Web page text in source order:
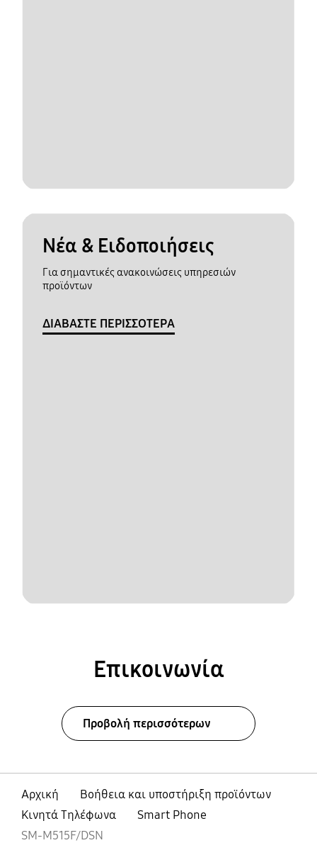
Νέα & Ειδοποιήσεις
Για σημαντικές ανακοινώσεις υπηρεσιών
προϊόντων
ΔΙΑΒΑΣΤΕ ΠΕΡΙΣΣΟΤΕΡΑ
Επικοινωνία
Προβολή περισσότερων
Αρχική
Βοήθεια και υποστήριξη προϊόντων
Κινητά Τηλέφωνα
Smart Phone
SM-M515F/DSN